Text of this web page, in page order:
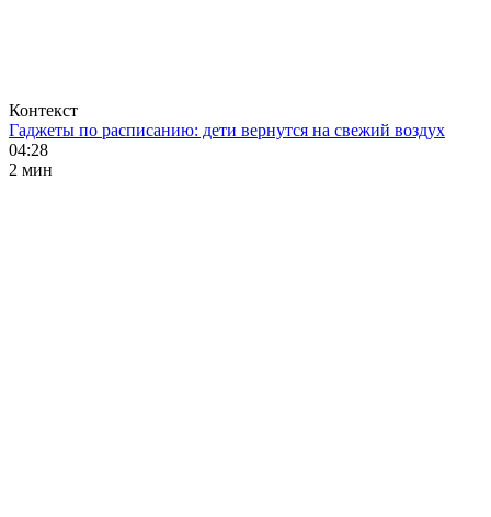
Контекст
Гаджеты по расписанию: дети вернутся на свежий воздух
04:28
2 мин